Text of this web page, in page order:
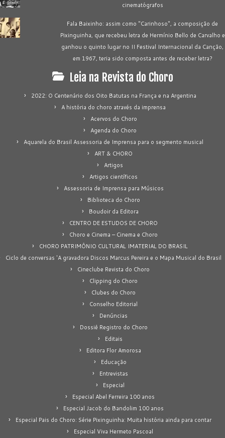
cinematógrafos
Fala Baixinho: assim como "Carinhoso", a composição de
Pixinguinha, que recebeu letra de Hermínio Bello de Carvalho e
ganhou o quinto lugar no II Festival Internacional da Canção,
em 1967, teria sido composta antes de receber letra?
Leia na Revista do Choro
2022: O Centenário dos Oito Batutas na França e na Argentina
A história do choro através da imprensa
Acervos do Choro
Agenda do Choro
Aquarela do Brasil Assessoria de Imprensa para o segmento musical
ART & CHORO
Artigos
Artigos científicos
Assessoria de Imprensa para Músicos
Biblioteca do Choro
Boudoir da Editora
CENTRO DE ESTUDOS DE CHORO
Choro e Cinema – Cinema e Choro
CHORO PATRIMÔNIO CULTURAL IMATERIAL DO BRASIL
Ciclo de conversas 'A gravadora Discos Marcus Pereira e o Mapa Musical do Brasil
Cineclube Revista do Choro
Clipping do Choro
Clubes do Choro
Conselho Editorial
Denúncias
Dossiê Registro do Choro
Editais
Editora Flor Amorosa
Educação
Entrevistas
Especial
Especial Abel Ferreira 100 anos
Especial Jacob do Bandolim 100 anos
Especial Pais do Choro: Série Pixinguinha: Muita história ainda para contar
Especial Viva Hermeto Pascoal